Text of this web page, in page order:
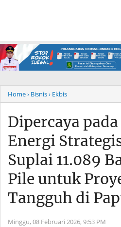
Home› Bisnis› Ekbis
Dipercaya
Energi
Suplai 11.089
Pile untuk
Tangguh di
Minggu, 08 Februari 2026, 9:53 PM